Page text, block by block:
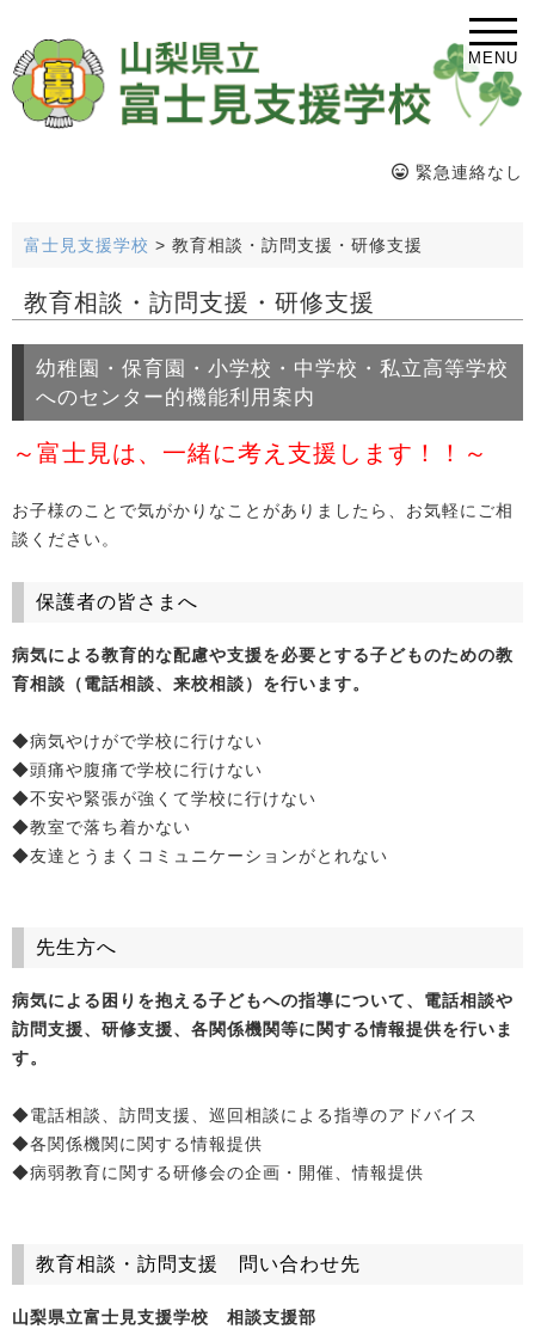
MENU
緊急連絡なし
富士見支援学校 > 教育相談・訪問支援・研修支援
教育相談・訪問支援・研修支援
幼稚園・保育園・小学校・中学校・私立高等学校
へのセンター的機能利用案内
～富士見は、一緒に考え支援します！！～
お子様のことで気がかりなことがありましたら、お気軽にご相
談ください。
保護者の皆さまへ
病気による教育的な配慮や支援を必要とする子どものための教
育相談（電話相談、来校相談）を行います。
◆病気やけがで学校に行けない
◆頭痛や腹痛で学校に行けない
◆不安や緊張が強くて学校に行けない
◆教室で落ち着かない
◆友達とうまくコミュニケーションがとれない
先生方へ
病気による困りを抱える子どもへの指導について、電話相談や
訪問支援、研修支援、各関係機関等に関する情報提供を行いま
す。
◆電話相談、訪問支援、巡回相談による指導のアドバイス
◆各関係機関に関する情報提供
◆病弱教育に関する研修会の企画・開催、情報提供
教育相談・訪問支援 問い合わせ先
山梨県立富士見支援学校 相談支援部